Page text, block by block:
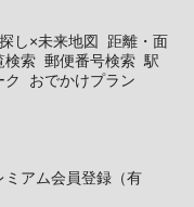
し×未来地図
距離・面
検索 郵便番号検索 駅
ク おでかけプラン
ミアム会員登録（有